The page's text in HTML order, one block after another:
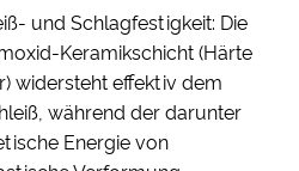
und Schlagfestigkeit: Die
Keramikschicht (Härte
widersteht effektiv dem
während der darunter
Energie von